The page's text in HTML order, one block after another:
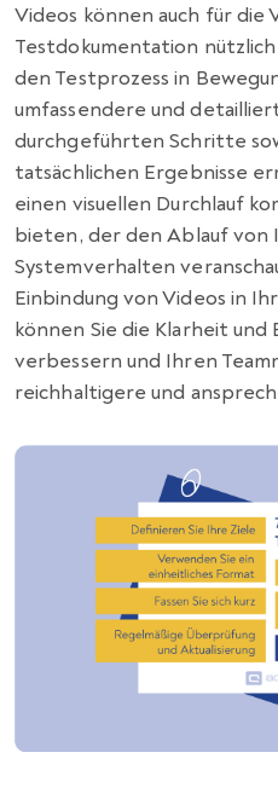
Videos können auch für die
Testdokumentation
den Testprozess in
umfassendere und
durchgeführten Schritte
tatsächlichen Ergebnisse
einen visuellen Durchlauf
bieten, der den Ablauf von
Systemverhalten
Einbindung von Videos in
können Sie die Klarheit
verbessern und Ihren
reichhaltigere und